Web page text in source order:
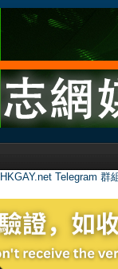
HKGAY.net Telegram 群